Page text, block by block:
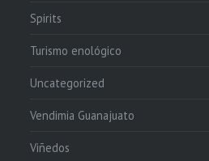
Spirits
Turismo enológico
Uncategorized
Vendimia Guanajuato
Viñedos